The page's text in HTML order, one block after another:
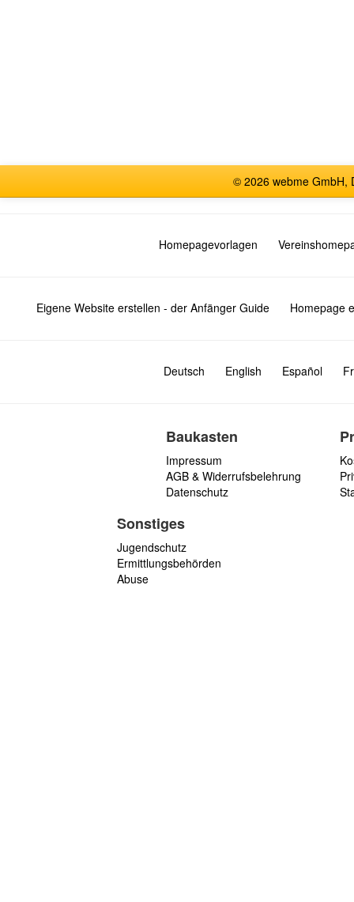
© 2026 webme GmbH,
Homepagevorlagen
Eigene Website erstellen - der Anfänger Guide Homepage
Deutsch English Español
Baukasten
Impressum
AGB & Widerrufsbelehrung
Datenschutz
Sonstiges
Jugendschutz
Ermittlungsbehörden
Abuse